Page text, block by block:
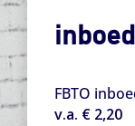
FBTO
v.a. € 2,20